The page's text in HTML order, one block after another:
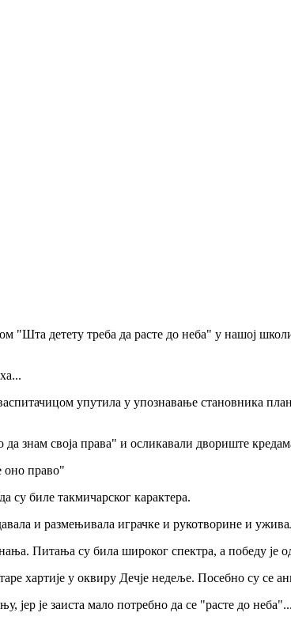
"Шта детету треба да расте до неба" у нашој
упутила у упознавање становника
знам своја права" и осликавали двориште
оно право"
су биле такмичарског карактера.
и размењивала играчке и рукотворине и
Питања су била широког спектра, а победу је
хартије у оквиру Дечје недеље. Посебно су се
јер је заиста мало потребно да се "расте до неба"...